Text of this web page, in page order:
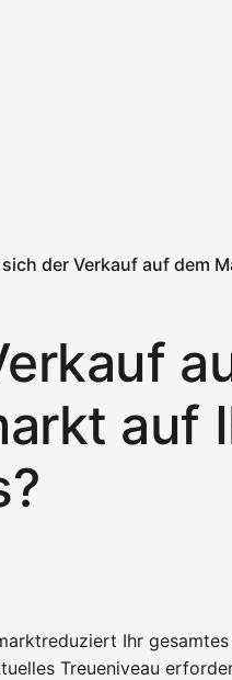
23 % APR
der Verkauf auf dem
auf
Ihr
Treueniveau